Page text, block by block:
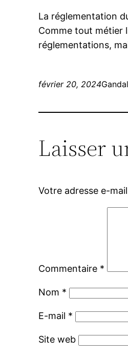
La réglementation
Comme tout métier
réglementations,
février 20, 2024
Laisser
Votre adresse e-
Commentaire *
Nom *
E-mail *
Site web